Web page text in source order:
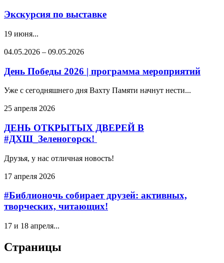
Экскурсия по выставке
19 июня...
04.05.2026 – 09.05.2026
День Победы 2026 | программа мероприятий
Уже с сегодняшнего дня Вахту Памяти начнут нести...
25 апреля 2026
ДЕНЬ ОТКРЫТЫХ ДВЕРЕЙ В
#ДХШ_Зеленогорск!
Друзья, у нас отличная новость!
17 апреля 2026
#Библионочь собирает друзей: активных,
творческих, читающих!
17 и 18 апреля...
Страницы